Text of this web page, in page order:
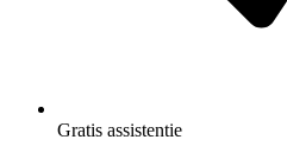
Gratis assistentie